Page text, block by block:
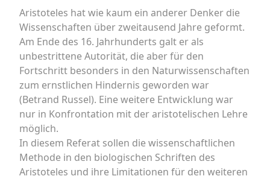
Aristoteles hat wie kaum ein anderer Denker die
Wissenschaften über zweitausend Jahre geformt.
Am Ende des 16. Jahrhunderts galt er als
unbestrittene Autorität, die aber für den
Fortschritt besonders in den Naturwissenschaften
zum ernstlichen Hindernis geworden war
(Betrand Russel). Eine weitere Entwicklung war
nur in Konfrontation mit der aristotelischen Lehre
möglich.
In diesem Referat sollen die wissenschaftlichen
Methode in den biologischen Schriften des
Aristoteles und ihre Limitationen für den weiteren